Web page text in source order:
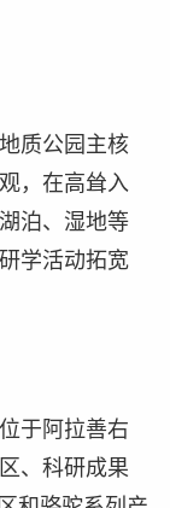
质公园主核
，在高耸入
泊、湿地等
学活动拓宽
于阿拉善右
、科研成果